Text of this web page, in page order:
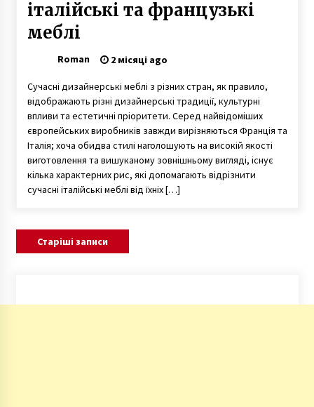
італійські та французькі
меблі
Roman 2 місяці ago
Сучасні дизайнерські меблі з різних стран, як правило,
відображають різні дизайнерські традиції, культурні
впливи та естетичні пріоритети. Серед найвідоміших
європейських виробників завжди вирізняються Франція та
Італія; хоча обидва стилі наголошують на високій якості
виготовлення та вишуканому зовнішньому вигляді, існує
кілька характерних рис, які допомагають відрізнити
сучасні італійські меблі від їхніх […]
Навігація
Старіші записи